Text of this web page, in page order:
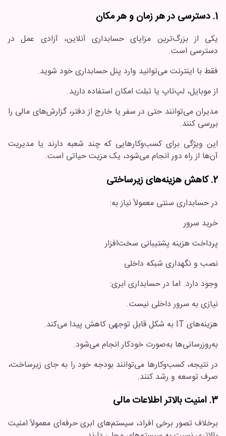
1. دسترسی در هر زمان و هر مکان
یکی از بزرگ‌ترین مزایای حسابداری آنلاین، آزادی عمل در
دسترسی است.
فقط با اینترنت می‌توانید وارد پنل حسابداری خود شوید.
از موبایل، لپ‌تاپ یا تبلت امکان استفاده دارید.
مدیران می‌توانند حتی در سفر یا خارج از دفتر، گزارش‌های مالی را
بررسی کنند.
این ویژگی برای کسب‌وکارهایی که چند شعبه دارند یا مدیریت
آن‌ها از راه دور انجام می‌شود، یک مزیت حیاتی است.
2. کاهش هزینه‌های زیرساختی
در حسابداری سنتی معمولاً نیاز به:
خرید سرور
پرداخت هزینه پشتیبانی سخت‌افزار
نصب و نگهداری شبکه داخلی
وجود دارد. اما در حسابداری ابری:
نیازی به سرور داخلی نیست.
هزینه‌های IT به شکل قابل توجهی کاهش پیدا می‌کند.
به‌روزرسانی‌ها به‌صورت خودکار انجام می‌شود.
در نتیجه، کسب‌وکارها می‌توانند بودجه خود را به جای زیرساخت،
صرف توسعه و رشد کنند.
3. امنیت بالاتر اطلاعات مالی
برخلاف تصور برخی افراد، سیستم‌های ابری حرفه‌ای معمولاً امنیت